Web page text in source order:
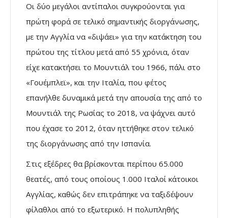
Οι δύο μεγάλοι αντίπαλοι συγκρούονται για
πρώτη φορά σε τελικό σημαντικής διοργάνωσης,
με την Αγγλία να «διψάει» για την κατάκτηση του
πρώτου της τίτλου μετά από 55 χρόνια, όταν
είχε κατακτήσει το Μουντιάλ του 1966, πάλι στο
«Γουέμπλεϊ», και την Ιταλία, που φέτος
επανήλθε δυναμικά μετά την απουσία της από το
Μουντιάλ της Ρωσίας το 2018, να ψάχνει αυτό
που έχασε το 2012, όταν ηττήθηκε στον τελικό
της διοργάνωσης από την Ισπανία.
Στις εξέδρες θα βρίσκονται περίπου 65.000
θεατές, από τους οποίους 1.000 Ιταλοί κάτοικοι
Αγγλίας, καθώς δεν επιτράπηκε να ταξιδέψουν
φίλαθλοι από το εξωτερικό. Η πολυπληθής